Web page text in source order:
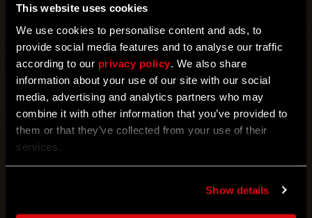
This website uses cookies
We use cookies to personalise content and ads, to
provide social media features and to analyse our traffic
according to our privacy policy . We also share
information about your use of our site with our social
media, advertising and analytics partners who may
combine it with other information that you’ve provided to
them or that they’ve collected from your use of their
services.
Show details
Aktivieren
300 RP
Schaschlik
Benutze Speere, um2